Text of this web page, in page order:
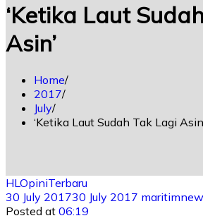
‘Ketika Laut
Asin’
Home
2017
July
‘Ketika Laut Sudah Tak Lagi
HL OpiniTerbaru
30 July 201730 July 2017 maritimnew
Posted at 06:19